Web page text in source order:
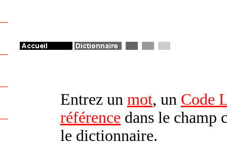
Entrez un mot, un Code
référence dans le champ
le dictionnaire.